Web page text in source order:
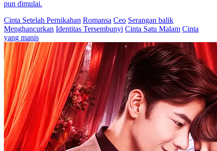
Ternyata Suamiku Seorang Miliarder
80 Episodes
Mu Nianci pernah menjadi putri kesayangan keluarga Mu, seorang
pewaris muda dengan masa depan cerah. Namun, hidupnya berubah
tragis ketika kedua orang tuanya meninggal dalam sebuah
kecelakaan, yang menyebabkan kehancuran keluarganya.
Kehilangan segalanya, Mu Nianci terpaksa tinggal bersama bibinya,
Wang Bifang, dan sepupunya, Wang Xiaoxia. Di lingkungan keras
rumah bibinya, ia harus menghadapi perundungan dan perlakuan
buruk selama bertahun-tahun. Meski menghadapi kesulitan, Mu
Nianci menolak untuk hancur oleh keadaannya. Sebaliknya, semua
itu membentuk dirinya menjadi sosok yang tangguh dan mandiri,
dengan semangat kuat untuk mengekspresikan perasaannya, baik